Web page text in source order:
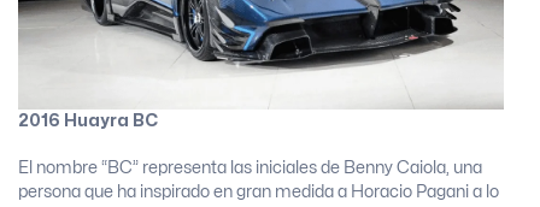
2016 Huayra BC
El nombre “BC” representa las iniciales de Benny Caiola, una
persona que ha inspirado en gran medida a Horacio Pagani a lo